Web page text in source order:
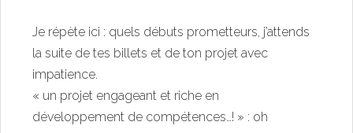
Je répète ici : quels débuts prometteurs, j’attends
la suite de tes billets et de ton projet avec
impatience.
« un projet engageant et riche en
développement de compétences…! » : oh